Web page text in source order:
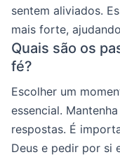
sentem aliviados.
mais forte,
Quais são os
fé?
Escolher um
essencial.
respostas. É
Deus e pedir por si